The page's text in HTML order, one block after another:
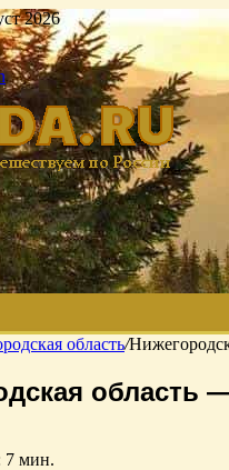
2026
область/
область
7 мин.